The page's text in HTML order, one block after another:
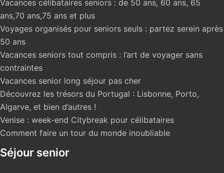
Vacances célibataires seniors : de 50 ans, 60 ans, 65
ans,70 ans,75 ans et plus
Voyages organisés pour seniors seuls : partez serein après
50 ans
Vacances seniors tout compris : l’art de voyager sans
contraintes
Vacances senior long séjour pas cher
Découvrez les trésors du Portugal : Lisbonne, Porto,
Algarve, et bien d’autres !
Venise : week-end Citybreak pour célibataires
Comment faire un tour du monde inoubliable
Séjour senior